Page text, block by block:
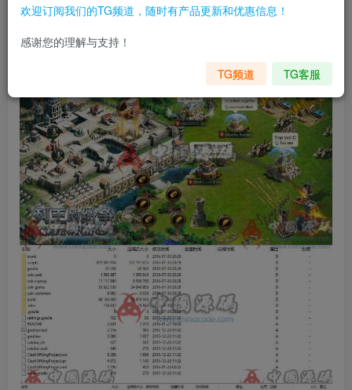
欢迎订阅我们的TG频道，随时有产品更新和优惠信息！
感谢您的理解与支持！
TG频道 TG客服